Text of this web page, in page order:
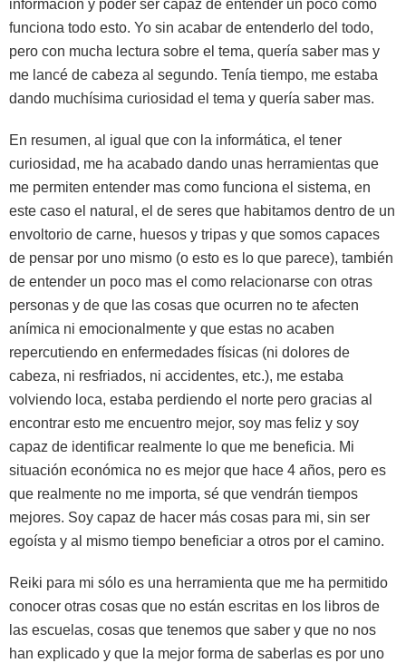
información y poder ser capaz de entender un poco como
funciona todo esto. Yo sin acabar de entenderlo del todo,
pero con mucha lectura sobre el tema, quería saber mas y
me lancé de cabeza al segundo. Tenía tiempo, me estaba
dando muchísima curiosidad el tema y quería saber mas.
En resumen, al igual que con la informática, el tener
curiosidad, me ha acabado dando unas herramientas que
me permiten entender mas como funciona el sistema, en
este caso el natural, el de seres que habitamos dentro de un
envoltorio de carne, huesos y tripas y que somos capaces
de pensar por uno mismo (o esto es lo que parece), también
de entender un poco mas el como relacionarse con otras
personas y de que las cosas que ocurren no te afecten
anímica ni emocionalmente y que estas no acaben
repercutiendo en enfermedades físicas (ni dolores de
cabeza, ni resfriados, ni accidentes, etc.), me estaba
volviendo loca, estaba perdiendo el norte pero gracias al
encontrar esto me encuentro mejor, soy mas feliz y soy
capaz de identificar realmente lo que me beneficia. Mi
situación económica no es mejor que hace 4 años, pero es
que realmente no me importa, sé que vendrán tiempos
mejores. Soy capaz de hacer más cosas para mi, sin ser
egoísta y al mismo tiempo beneficiar a otros por el camino.
Reiki para mi sólo es una herramienta que me ha permitido
conocer otras cosas que no están escritas en los libros de
las escuelas, cosas que tenemos que saber y que no nos
han explicado y que la mejor forma de saberlas es por uno